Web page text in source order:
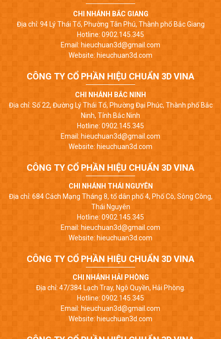
CHI NHÁNH BẮC GIANG
Địa chỉ: 94 Lý Thái Tổ, Phường Tân Phú, Thành phố Bắc Giang
Hotline: 0902.145.345
Email: hieuchuan3d@gmail.com
Website: hieuchuan3d.com
CÔNG TY CỔ PHẦN HIỆU CHUẨN 3D VINA
CHI NHÁNH BẮC NINH
Địa chỉ: Số 22, Đường Lý Thái Tổ, Phường Đại Phúc, Thành phố Bắc
Ninh, Tỉnh Bắc Ninh
Hotline: 0902.145.345
Email: hieuchuan3d@gmail.com
Website: hieuchuan3d.com
CÔNG TY CỔ PHẦN HIỆU CHUẨN 3D VINA
CHI NHÁNH THÁI NGUYÊN
Địa chỉ: 684 Cách Mạng Tháng 8, tổ dân phố 4, Phố Cò, Sông Công,
Thái Nguyên
Hotline: 0902.145.345
Email: hieuchuan3d@gmail.com
Website: hieuchuan3d.com
CÔNG TY CỔ PHẦN HIỆU CHUẨN 3D VINA
CHI NHÁNH HẢI PHÒNG
Địa chỉ: 47/384 Lạch Tray, Ngô Quyền, Hải Phòng.
Hotline: 0902.145.345
Email: hieuchuan3d@gmail.com
Website: hieuchuan3d.com